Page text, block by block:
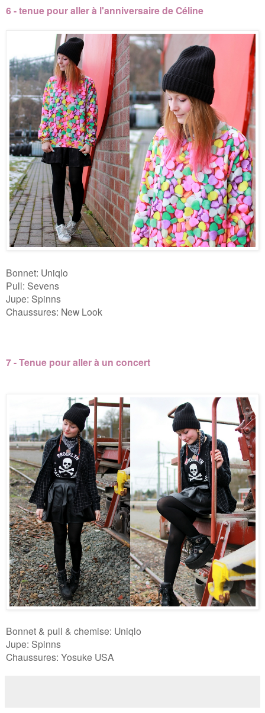
6 - tenue pour aller à l'anniversaire de Céline
Bonnet: Uniqlo
Pull: Sevens
Jupe: Spinns
Chaussures: New Look
7 - Tenue pour aller à un concert
Bonnet & pull & chemise: Uniqlo
Jupe: Spinns
Chaussures: Yosuke USA